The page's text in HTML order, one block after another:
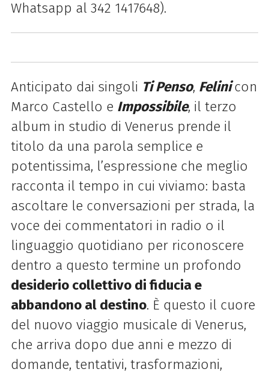
Whatsapp al 342 1417648).
Anticipato dai singoli Ti Penso, Felinicon
Marco Castello e Impossibile, il terzo
album in studio di Venerus prende il
titolo da una parola semplice e
potentissima, l’espressione che meglio
racconta il tempo in cui viviamo: basta
ascoltare le conversazioni per strada, la
voce dei commentatori in radio o il
linguaggio quotidiano per riconoscere
dentro a questo termine un profondo
desiderio collettivo di fiducia e
abbandono al destino. È questo il cuore
del nuovo viaggio musicale di Venerus,
che arriva dopo due anni e mezzo di
domande, tentativi, trasformazioni,